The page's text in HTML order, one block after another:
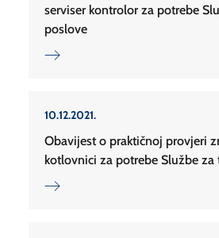
serviser kontrolor za potrebe
poslove
10.12.2021.
Obavijest o praktičnoj provjeri
kotlovnici za potrebe Službe za